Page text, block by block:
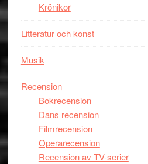
Krönikor
Litteratur och konst
Musik
Recension
Bokrecension
Dans recension
Filmrecension
Operarecension
Recension av TV-serier